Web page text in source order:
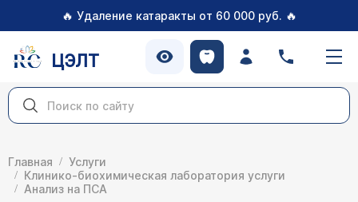
🔥 Удаление катаракты от 60 000 руб. 🔥
ЦЭЛТ
Главная
Услуги
Клинико-биохимическая лаборатория услуги
Анализ на ПСА